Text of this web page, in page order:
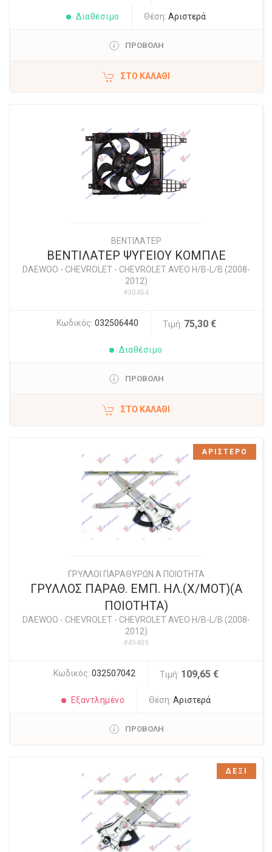
Διαθέσιμο Θέση: Αριστερά
ΠΡΟΒΟΛΗ
ΣΤΟ ΚΑΛΆΘΙ
ΒΕΝΤΙΛΑΤΕΡ
ΒΕΝΤΙΛΑΤΕΡ ΨΥΓΕΙΟΥ ΚΟΜΠΛΕ
DAEWOO - CHEVROLET- CHEVROLET AVEO H/B-L/B (2008-
2012)
#30454
Κωδικός: 032506440 Τιμή: 75,30 €
Διαθέσιμο
ΠΡΟΒΟΛΗ
ΣΤΟ ΚΑΛΆΘΙ
ΓΡΥΛΛΟΙ ΠΑΡΑΘΥΡΩΝ Α ΠΟΙΟΤΗΤΑ
ΓΡΥΛΛΟΣ ΠΑΡΑΘ. ΕΜΠ. ΗΛ.(Χ/ΜΟΤ)(Α
ΠΟΙΟΤΗΤΑ)
DAEWOO - CHEVROLET- CHEVROLET AVEO H/B-L/B (2008-
2012)
#49409
Κωδικός: 032507042 Τιμή: 109,65 €
Εξαντλημένο Θέση:Αριστερά
ΠΡΟΒΟΛΗ
ΑΡΙΣΤΕΡΟ
ΔΕΞΙ